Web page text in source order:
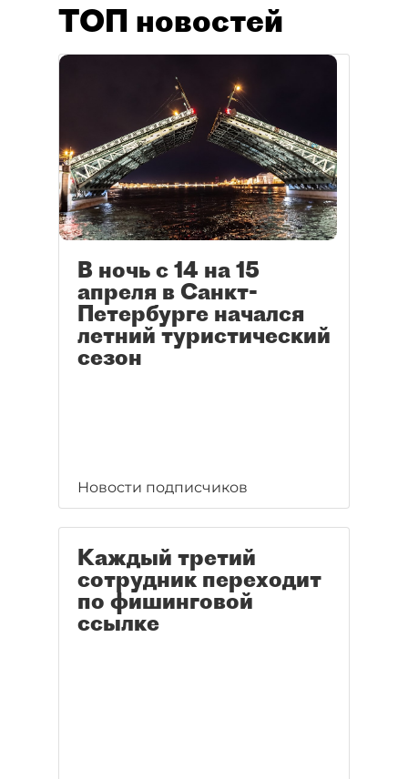
ТОП новостей
В ночь с 14 на 15
апреля в Санкт-
Петербурге начался
летний туристический
сезон
Новости подписчиков
Каждый третий
сотрудник переходит
по фишинговой
ссылке